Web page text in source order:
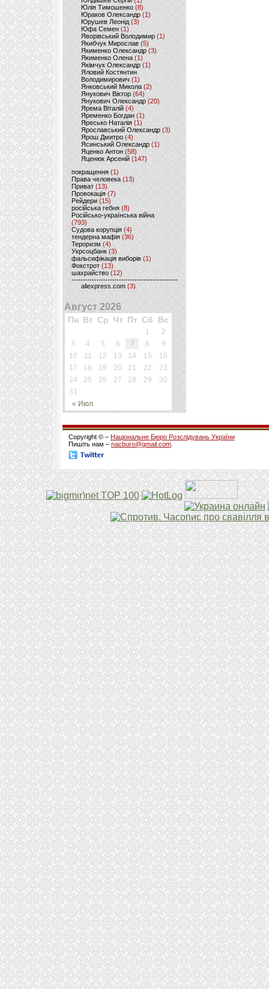
Юлія Тимошенко (8)
Юраков Олександр (1)
Юрушев Леонід (3)
Юфа Семен (1)
Яворівський Володимир (1)
Якибчук Мирослав (5)
Якименко Олександр (3)
Якименко Олена(1)
Якімчук Олександр (1)
Яловий Костянтин
Володимирович (1)
Янковський Микола(2)
Янукович Віктор (64)
Янукович Олександр(20)
Ярема Віталій(4)
Яременко Богдан(1)
Яресько Наталія(1)
Ярославський Олександр (3)
Ярош Дмитро (4)
Ясинський Олександр (1)
Яценко Антон(58)
Яценюк Арсеній (147)
покращення (1)
Права человека(13)
Приват (13)
Провокація (7)
Рейдери (15)
російська гебня (8)
Російсько-українська війна
(793)
Судова корупція (4)
тендерна мафія (36)
Тероризм (4)
Укрсоцбанк (3)
фальсифікація виборів (1)
Фокстрот(13)
шахрайство (12)
aliexpress.com (3)
Август 2026
Пн Вт Ср Чт Пт Сб Вс
« Июл
1
2
3
4 5 6 7 8
9
10
11 12 13 14 15
16
17
18 19 20 21 22
23
24
25 26 27 28 29
30
31
Copyright © – Національне Бюро Розслідувань України
Пишіть нам – nacburo@gmail.com